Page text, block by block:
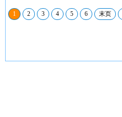
1 2 3 4 5 6 末页